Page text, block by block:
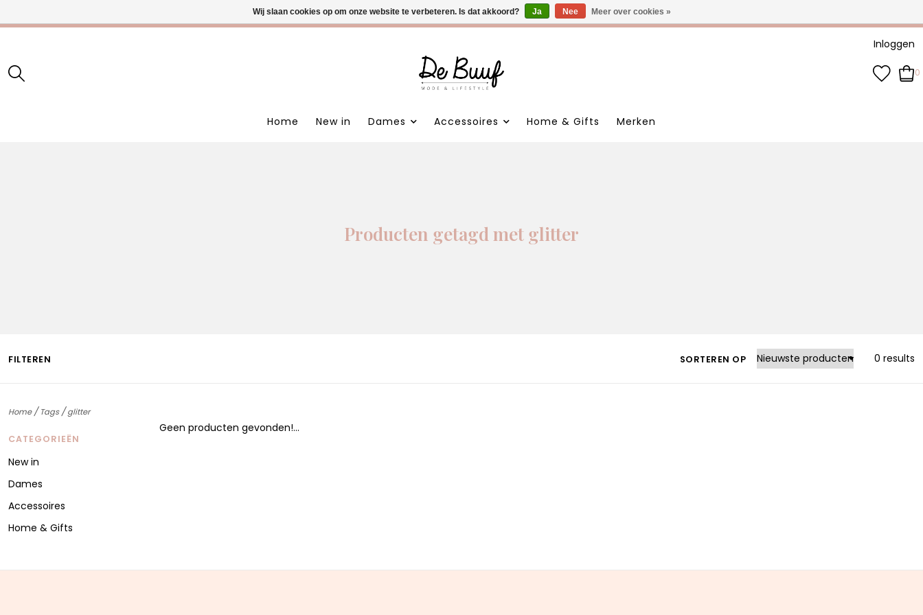
• Wekelijks nieuwe items • Gratis verzending >€100,- • Verzonden binnen 1-3 werkdagen
Inloggen
0
Home New in Dames Accessoires Home & Gifts Merken
Producten getagd met glitter
FILTEREN SORTEREN OP 0 results
Home/Tags/glitter
CATEGORIEËN
New in
Dames
Accessoires
Home & Gifts
Geen producten gevonden!...
Wij slaan cookies op om onze website te verbeteren. Is dat akkoord? Ja Nee Meer over cookies »